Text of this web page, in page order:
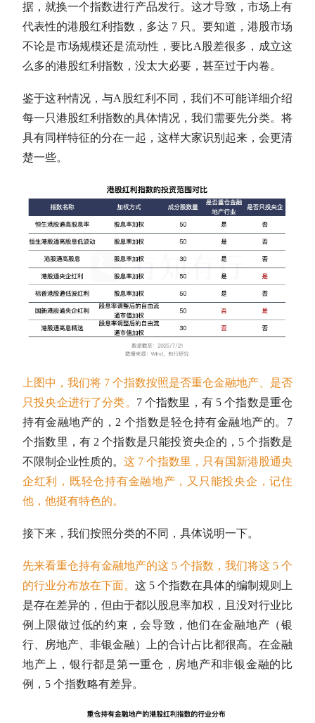
据，就换一个指数进行产品发行。这才导致，市场上有
代表性的港股红利指数，多达 7 只。要知道，港股市场
不论是市场规模还是流动性，要比A股差很多，成立这
么多的港股红利指数，没太大必要，甚至过于内卷。
鉴于这种情况，与A股红利不同，我们不可能详细介绍
每一只港股红利指数的具体情况，我们需要先分类。将
具有同样特征的分在一起，这样大家识别起来，会更清
楚一些。
上图中，我们将 7 个指数按照是否重仓金融地产、是否
只投央企进行了分类。 7 个指数里，有 5 个指数是重仓
持有金融地产的，2 个指数是轻仓持有金融地产的。7
个指数里，有 2 个指数是只能投资央企的，5 个指数是
不限制企业性质的。 这 7 个指数里，只有国新港股通央
企红利，既轻仓持有金融地产，又只能投央企，记住
他，他挺有特色的。
接下来，我们按照分类的不同，具体说明一下。
先来看重仓持有金融地产的这 5 个指数，我们将这 5 个
的行业分布放在下面。 这 5 个指数在具体的编制规则上
是存在差异的，但由于都以 股息率加权，且没对行业比
例上限做过低的约束，会导致，他们在金融地产（银
行、房地产、非银金融）上的合计占比都很高。在金融
地产上，银行都是第一重仓，房地产和非银金融的比
例，5 个指数略有差异。